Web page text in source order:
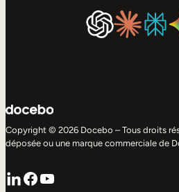
Copyright © 2026 Docebo – Tous droits
déposée ou une marque commerciale de
LinkedIn
Facebook
YouTube